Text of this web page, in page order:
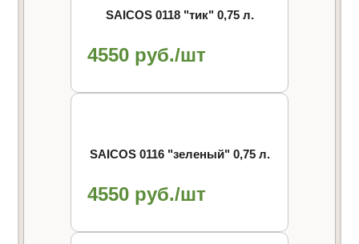
SAICOS 0118 "тик" 0,75 л.
4550 руб./шт
SAICOS 0116 "зеленый" 0,75 л.
4550 руб./шт